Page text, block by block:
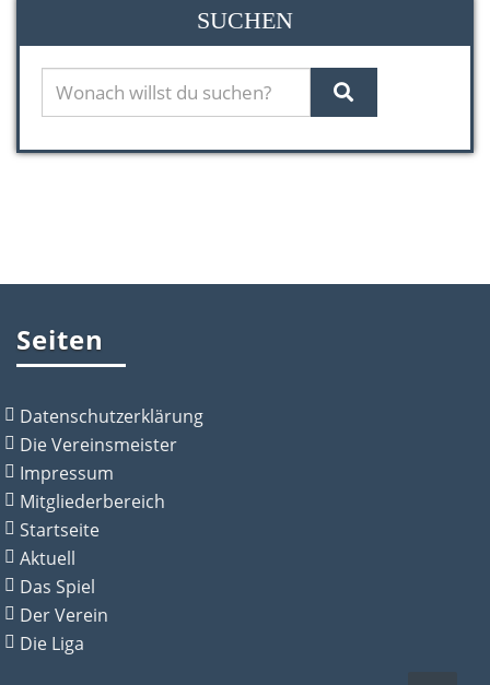
SUCHEN
Seiten
Datenschutzerklärung
Die Vereinsmeister
Impressum
Mitgliederbereich
Startseite
Aktuell
Das Spiel
Der Verein
Die Liga